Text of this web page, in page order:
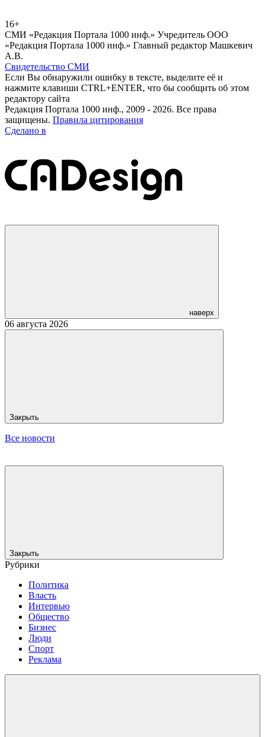
16+
СМИ «Редакция Портала 1000 инф.» Учредитель ООО
«Редакция Портала 1000 инф.» Главный редактор Машкевич
А.В.
Свидетельство СМИ
Если Вы обнаружили ошибку в тексте, выделите её и
нажмите клавиши CTRL+ENTER, что бы сообщить об этом
редактору сайта
Редакция Портала 1000 инф., 2009 - 2026. Все права
защищены. Правила цитирования
Сделано в
наверх
06 августа 2026
Закрыть
Все новости
Закрыть
Рубрики
Политика
Власть
Интервью
Общество
Бизнес
Люди
Спорт
Реклама